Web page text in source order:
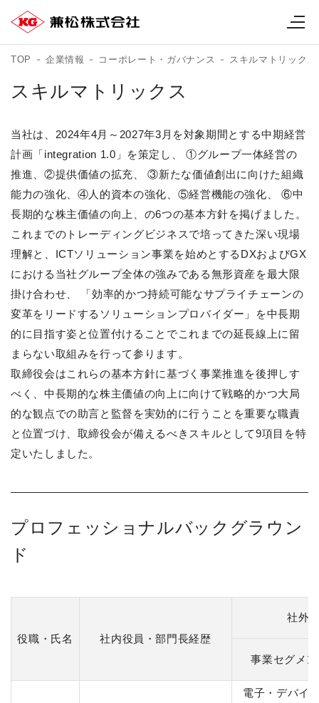
TOP 企業情報 コーポレート・ガバナンス スキルマトリックス
スキルマトリックス
当社は、2024年4月～2027年3月を対象期間とする中期経営
計画「integration 1.0」を策定し、 ①グループ一体経営の
推進、②提供価値の拡充、 ③新たな価値創出に向けた組織
能力の強化、④人的資本の強化、⑤経営機能の強化、 ⑥中
長期的な株主価値の向上、の6つの基本方針を掲げました。
これまでのトレーディングビジネスで培ってきた深い現場
理解と、ICTソリューション事業を始めとするDXおよびGX
における当社グループ全体の強みである無形資産を最大限
掛け合わせ、 「効率的かつ持続可能なサプライチェーンの
変革をリードするソリューションプロバイダー」を中長期
的に目指す姿と位置付けることでこれまでの延長線上に留
まらない取組みを行って参ります。
取締役会はこれらの基本方針に基づく事業推進を後押しす
べく、中長期的な株主価値の向上に向けて戦略的かつ大局
的な観点での助言と監督を実効的に行うことを重要な職責
と位置づけ、取締役会が備えるべきスキルとして9項目を特
定いたしました。
プロフェッショナルバックグラウン
ド
役職・氏名 社内役員・部門長経歴
社外
事業セグメ
電子・デバイ